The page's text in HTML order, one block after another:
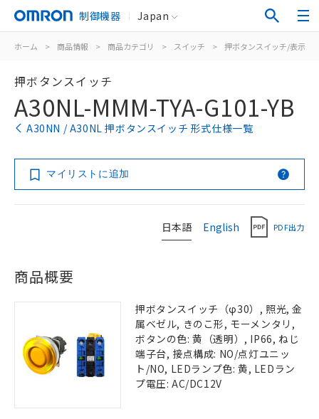
制御機器 Japan
ホーム > 商品情報 > 商品カテゴリ > スイッチ > 押ボタンスイッチ/表示灯
押ボタンスイッチ
A30NL-MMM-TYA-G101-YB
A30NN / A30NL 押ボタンスイッチ 形式仕様一覧
マイリストに追加
日本語 English PDF出力
商品概要
押ボタンスイッチ（φ30）, 照光, 金
属ベゼル, きのこ形, モーメンタリ,
ボタンの色: 黄（透明）, IP66, ねじ
端子台, 接点構成: NO/点灯ユニッ
ト/NO, LEDランプ色: 黄, LEDラン
プ電圧: AC/DC12V